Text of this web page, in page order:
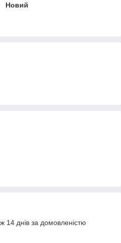
Новий
14 днів за домовленістю